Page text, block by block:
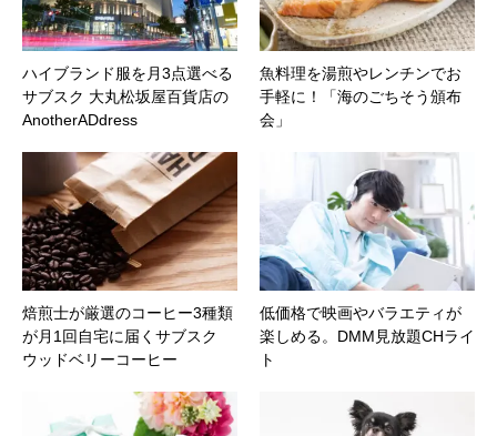
ハイブランド服を月3点選べる
サブスク 大丸松坂屋百貨店の
AnotherADdress
魚料理を湯煎やレンチンでお
手軽に！「海のごちそう頒布
会」
焙煎士が厳選のコーヒー3種類
が月1回自宅に届くサブスク
ウッドベリーコーヒー
低価格で映画やバラエティが
楽しめる。DMM見放題CHライ
ト